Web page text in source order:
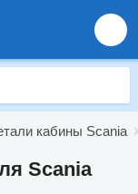
кабины Scania
Scania